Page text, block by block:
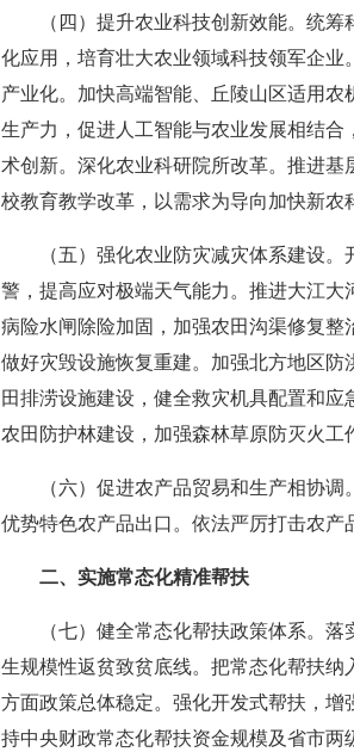
（四）提升农业科技创新效能。统
化应用，培育壮大农业领域科技领军企
产业化。加快高端智能、丘陵山区适用
生产力，促进人工智能与农业发展相结
术创新。深化农业科研院所改革。推进
校教育教学改革，以需求为导向加快新农
（五）强化农业防灾减灾体系建设
警，提高应对极端天气能力。推进大江
病险水闸除险加固，加强农田沟渠修复整
做好灾毁设施恢复重建。加强北方地区
田排涝设施建设，健全救灾机具配置和
农田防护林建设，加强森林草原防灭火工
（六）促进农产品贸易和生产相协
优势特色农产品出口。依法严厉打击农产
二、实施常态化精准帮扶
（七）健全常态化帮扶政策体系。
生规模性返贫致贫底线。把常态化帮扶
方面政策总体稳定。强化开发式帮扶，
持中央财政常态化帮扶资金规模及省市两